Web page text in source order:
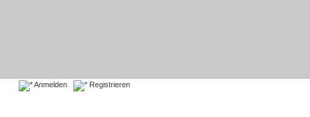
Anmelden Registrieren